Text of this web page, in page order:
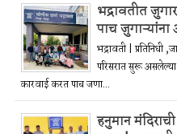
भद्रावतीत
पाच
भद्रावती | प्रतिनिधी
परिसरात सुरू असलेल्या
कारवाई करत पाच जणा...
हनुमान